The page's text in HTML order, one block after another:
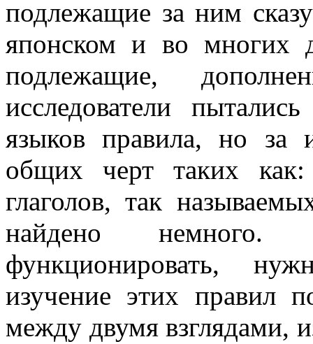
подлежащие за ним
японском и во многих
подлежащие,
исследователи
языков правила, но за
общих черт таких как:
глаголов, так
найдено
функционировать,
изучение этих правил
между двумя взглядами,